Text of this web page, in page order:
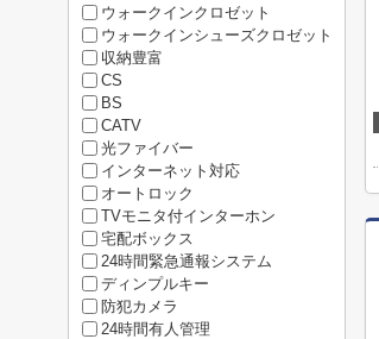
ウォークインクロゼット
ウォークインシューズクロゼット
収納豊富
CS
BS
CATV
光ファイバー
インターネット対応
オートロック
TVモニタ付インターホン
宅配ボックス
24時間緊急通報システム
ディンプルキー
防犯カメラ
24時間有人管理